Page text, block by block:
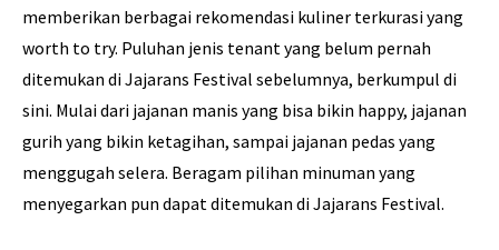
memberikan berbagai rekomendasi kuliner terkurasi yang
worth to try. Puluhan jenis tenant yang belum pernah
ditemukan di Jajarans Festival sebelumnya, berkumpul di
sini. Mulai dari jajanan manis yang bisa bikin happy, jajanan
gurih yang bikin ketagihan, sampai jajanan pedas yang
menggugah selera. Beragam pilihan minuman yang
menyegarkan pun dapat ditemukan di Jajarans Festival.